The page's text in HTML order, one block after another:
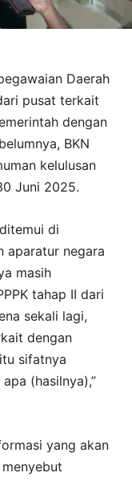
Daerah
pusat terkait
dengan
BKN
kelulusan
Juni 2025.
di
aparatur negara
masih
tahap II dari
sekali lagi,
dengan
sifatnya
(hasilnya),”
yang akan